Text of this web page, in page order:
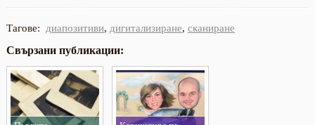
Тагове: диапозитиви, дигитализиране, сканиране
Свързани публикации: